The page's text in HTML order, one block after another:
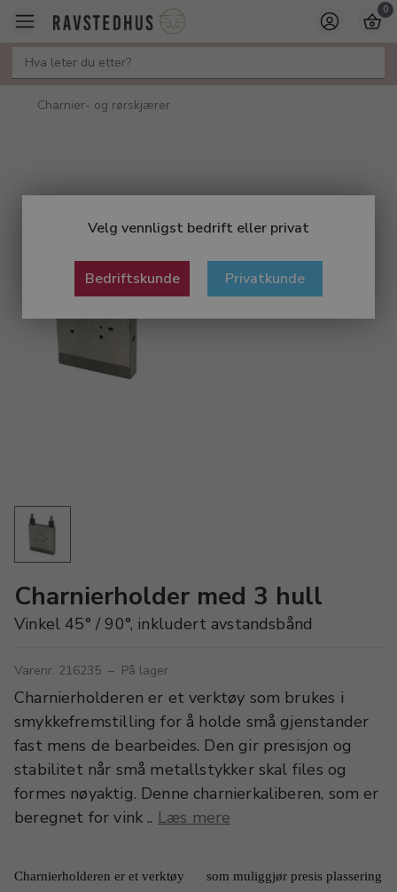
Velg vennligst bedrift eller privat
Bedriftskunde Privatkunde
0
Charnier- og rørskjærer
Charnierholder med 3 hull
Vinkel 45° / 90°, inkludert avstandsbånd
Varenr. 216235 – På lager
Charnierholderen er et verktøy som brukes i
smykkefremstilling for å holde små gjenstander
fast mens de bearbeides. Den gir presisjon og
stabilitet når små metallstykker skal files og
formes nøyaktig. Denne charnierkaliberen, som er
beregnet for vink .. Læs mere
Charnierholderen er et verktøy
som muliggjør presis plassering